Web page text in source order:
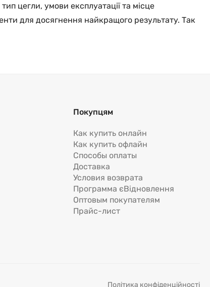
цегли, умови експлуатації та місце
для досягнення найкращого результату. Так
Покупцям
Как купить онлайн
Как купить офлайн
Способы оплаты
Доставка
Условия возврата
Программа єВідновлення
Оптовым покупателям
Прайс-лист
Політика конфіденційності